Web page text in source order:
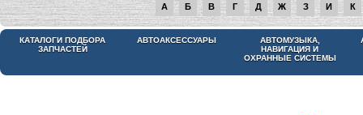
А Б В Г Д Ж З И К
КАТАЛОГИ ПОДБОРА
ЗАПЧАСТЕЙ
АВТОАКСЕССУАРЫ
АВТОМУЗЫКА,
НАВИГАЦИЯ И
ОХРАННЫЕ СИСТЕМЫ